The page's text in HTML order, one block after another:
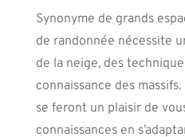
Synonyme de grands
de randonnée nécessite
de la neige, des
connaissance des
se feront un plaisir de
connaissances en